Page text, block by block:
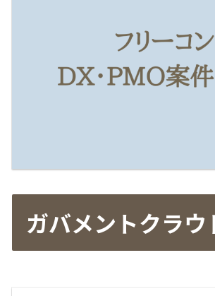
ガバメントクラウ